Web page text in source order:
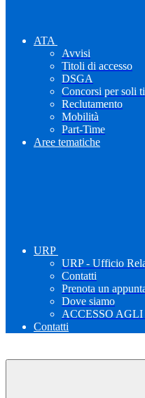
ATA
Avvisi
Titoli di accesso
DSGA
Concorsi per soli
Reclutamento
Mobilità
Part-Time
Aree tematiche
URP
URP - Ufficio
Contatti
Prenota un
Dove siamo
ACCESSO AGLI
Contatti